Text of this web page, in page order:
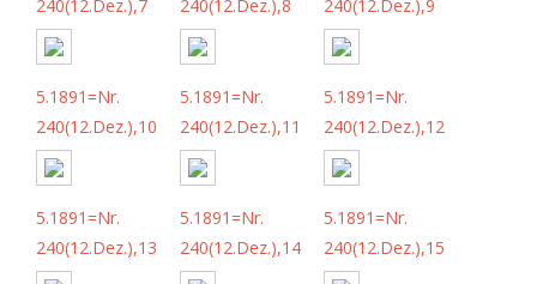
240(12.Dez.),7
240(12.Dez.),8
240(12.Dez.),9
5.1891=Nr.
240(12.Dez.),10
5.1891=Nr.
240(12.Dez.),11
5.1891=Nr.
240(12.Dez.),12
5.1891=Nr.
240(12.Dez.),13
5.1891=Nr.
240(12.Dez.),14
5.1891=Nr.
240(12.Dez.),15